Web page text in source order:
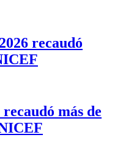
recaudó
más de